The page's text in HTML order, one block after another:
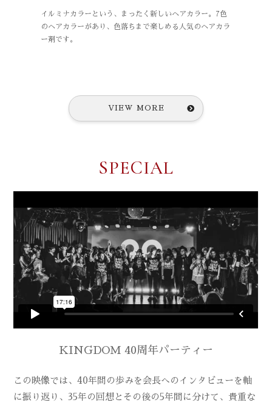
KINGDOMにご来店いただいている半数以上のお客様
が、ご自分の髪と地肌に興味を持っていただき、ヘアカッ
ト、カラー、パーマと共にトリートメントをされます。
VIEW MORE
SPECIAL
KINGDOM 40周年パーティー
この映像では、40年間の歩みを会長へのインタビューを軸
に振り返り、35年の回想とその後の5年間に分けて、貴重な